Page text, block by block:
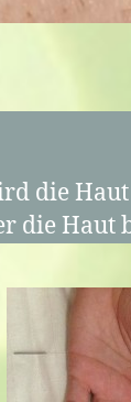
die
die Haut